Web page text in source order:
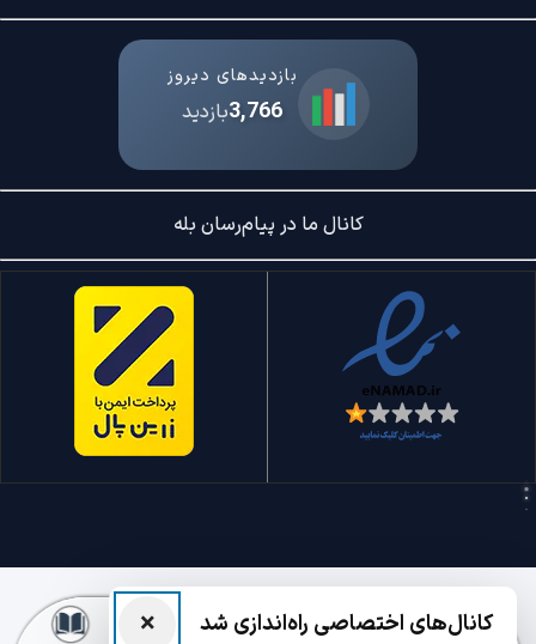
بازدیدهای دیروز
3,766بازدید
کانال ما در پیام‌رسان بله
× کانال‌های اختصاصی راه‌اندازی شد